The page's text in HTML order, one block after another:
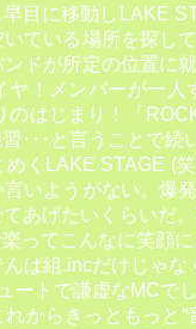
目に移動しLAKE
ている場所を探し
ドが所定の位置に
ヤ！メンバーが一
のはじまり！「
･･･と言うことで
くLAKE STAGE (
いようがない。爆
あげたいくらいだ
ってこんなに笑顔
んぱ組.incだけじゃ
ートで謙虚なMCで
からきっともっと